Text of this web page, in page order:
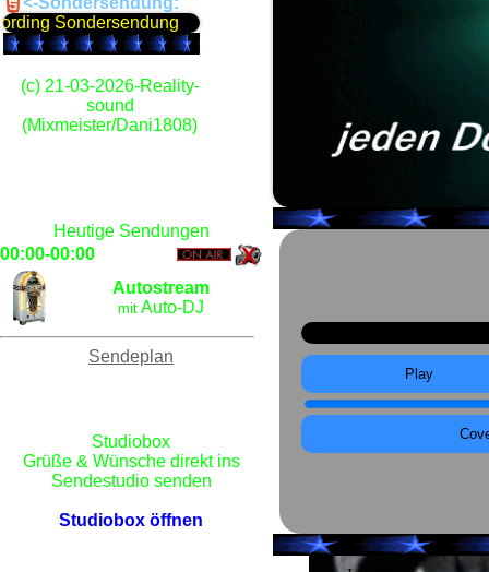
(c) 21-03-2026-Reality-
sound
(Mixmeister/Dani1808)
Heutige Sendungen
00:00-00:00
Autostream
mitAuto-DJ
Sendeplan
Studiobox
Grüße & Wünsche direkt ins
Sendestudio senden
Studiobox öffnen
Play